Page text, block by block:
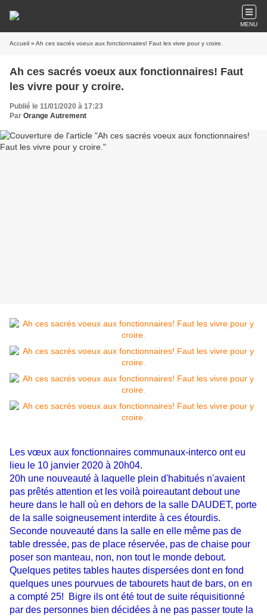
MENU
Accueil » Ah ces sacrés voeux aux fonctionnaires! Faut les vivre pour y croire.
Ah ces sacrés voeux aux fonctionnaires! Faut
les vivre pour y croire.
Publié le 11/01/2020 à 17:23
Par Orange Autrement
Les vœux aux fonctionnaires communaux-interco ont eu
lieu le 10 janvier 2020 à 20h04.
20h une nouveauté à laquelle plein d'habitués n'avaient
pas prêtés attention et les voilà poireautant debout une
heure dans le hall où en dehors de la salle DAUDET, porte
de la salle soigneusement interdite à ces étourdis.
Seconde nouveauté dans la salle en elle même pas de
table dressée, pas de place réservée, pas de chaise pour
poser son manteau, non, non tout le monde debout.
Quelques petites tables hautes dispersées dont en fond
quelques unes pourvues de tabourets haut de bars, on en
a compté 25! Bigre ils ont été tout de suite réquisitionné
par des personnes bien décidées à ne pas passer toute la